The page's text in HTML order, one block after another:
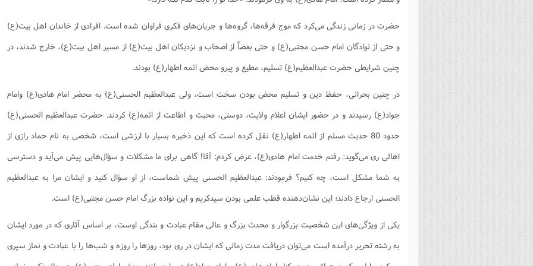
شماره دوم فصل نامه تربیت تبلیغی
شماره سوم و چهارم فصل نامه تربیت تبلیغی
شماره پنج و شش فصل نامه تربیت تبلیغی
شماره اول فصل نامه مطالعات معنوی
شماره دوم فصل نامه مطالعات معنوی
شماره سوم فصل نامه مطالعات معنوی
شماره چهارم و پنجم فصل نامه مطالعات معنوی
علوم تربیتی
آئین دوست یابی
خانواده
حضرت در زمانی زندگی می‌کرد که موج فرقه‌ها، گروه‌ها و جریان‌های فکری فراوان شده است. افرادی از خاندان اهل بیت(ع)
و حتی از نوادگان امام حسن مجتبی(ع) و حتی بعضاً از اصحاب و نزدیکان اهل بیت(ع) از مسیر اهل بیت(ع)، خارج شدند، در
چنین شرایطی حضرت عبدالعظیم(ع) تسلیم، مطیع و پیرو محض ائمه اطهار(ع) بودند.
در چنین بحرانی، حفظ دین و تسلیم محض بودن سخت است، ولی عبدالعظیم الحسنی(ع) به محضر امام هادی(ع) وامام
جواد(ع) رسیدند و در حضور ایشان اعلام ولایت، دوستی، محبت و اطاعت از ائمه(ع) کردند. حضرت عبدالعظیم الحسنی(ع)
حدود 80 حدیث مسلم از ائمه اطهار(ع) نقل کرده است که این ذخیره بسیار با ارزشی است، شخصی به نام حماد رازی از
اهالی ری می‌گوید: رفتم خدمت امام هادی(ع)، عرض کردم: آقا! گاهی برای ما مشکلات و سؤال‌هایی پیش می‌آید و دسترسی
به شما مشکل است، چه کنیم؟ فرمودند: عبدالعظیم الحسنی پیش شماست، از او سؤال کنید و ایشان مرا به عبدالعظیم
الحسنی ارجاع دادند؛ این نشان‌دهنده قطب علمی بودن سیدکریم و این نواده بزرگ امام حسن مجتبی(ع) است.
یکی از ویژگی‌های این شخصیت بزرگوار و محدث بزرگ و عالی مقام عبادت و بندگی اوست، بر اساس آثاری که در مورد ایشان
به رشته تحریر درآمده است می‌توان دریافت مدت زمانی که ایشان در ری بود، روزها را روزه و شب‌ها را با عبادت و نماز سپری